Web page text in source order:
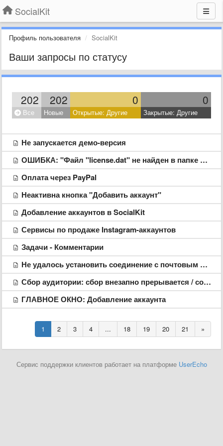
SocialKit
Профиль пользователя SocialKit
Ваши запросы по статусу
202 202 0 0
Все Новые Открытые: Другие Закрытые: Другие
Не запускается демо-версия
ОШИБКА: "Файл "license.dat" не найден в папке с программой"
Оплата через PayPal
Неактивна кнопка "Добавить аккаунт"
Добавление аккаунтов в SocialKit
Сервисы по продаже Instagram-аккаунтов
Задачи - Комментарии
Не удалось установить соединение с почтовым сервисом (при добавлении аккаунта с почтой)
Сбор аудитории: сбор внезапно прерывается / собирает не всех / ошибка при сборе
ГЛАВНОЕ ОКНО: Добавление аккаунта
1 2 3 4 ... 18 19 20 21 »
Сервис поддержки клиентов работает на платформе UserEcho